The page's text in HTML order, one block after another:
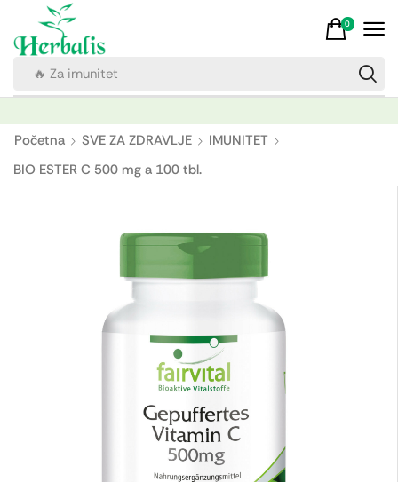
🔥 Za imunitet
0
Početna SVE ZA ZDRAVLJE
IMUNITET
BIO ESTER C 500 mg a 100 tbl.